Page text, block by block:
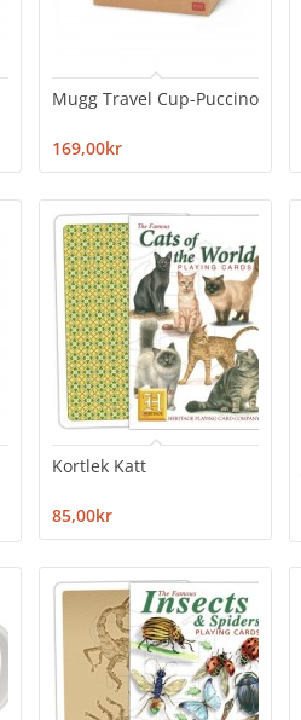
Mugg Travel Cup-Puccino
169,00kr
Kortlek Katt
85,00kr